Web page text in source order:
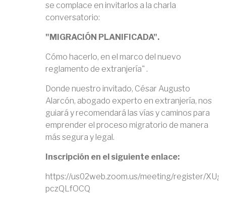
se complace en invitarlos a la charla
conversatorio:
"MIGRACIÓN PLANIFICADA".
Cómo hacerlo, en el marco del nuevo
reglamento de extranjería" .
Donde nuestro invitado, César Augusto
Alarcón, abogado experto en extranjería, nos
guiará y recomendará las vías y caminos para
emprender el proceso migratorio de manera
más segura y legal.
Inscripción en el siguiente enlace:
https://us02web.zoom.us/meeting/register/
pczQLfOCQ